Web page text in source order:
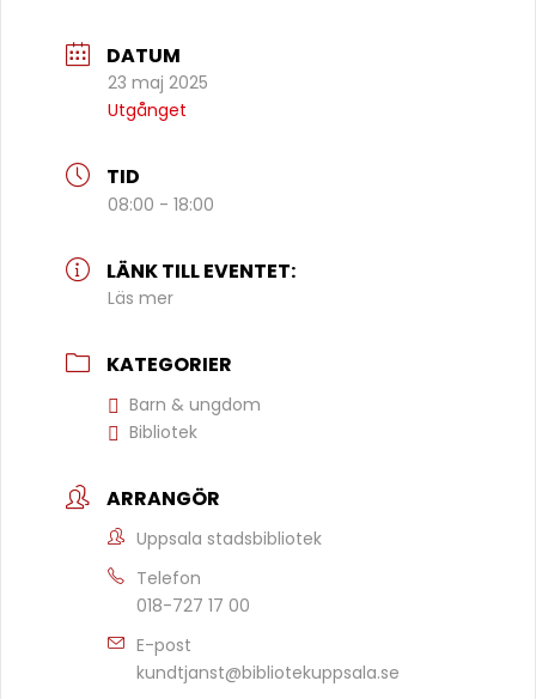
DATUM
23 maj 2025
Utgånget
TID
08:00 - 18:00
LÄNK TILL EVENTET:
Läs mer
KATEGORIER
Barn & ungdom
Bibliotek
ARRANGÖR
Uppsala stadsbibliotek
Telefon
018-727 17 00
E-post
kundtjanst@bibliotekuppsala.se